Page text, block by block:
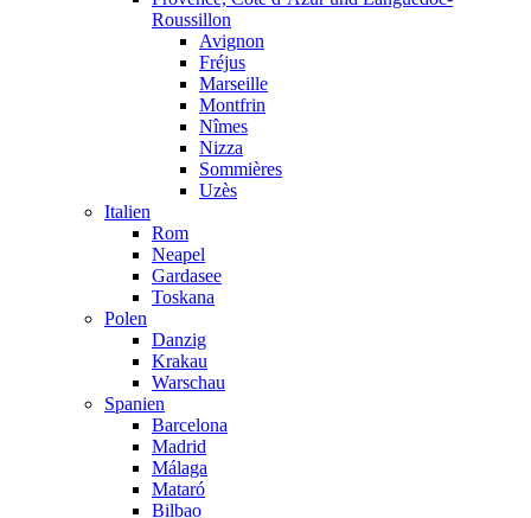
Roussillon
Avignon
Fréjus
Marseille
Montfrin
Nîmes
Nizza
Sommières
Uzès
Italien
Rom
Neapel
Gardasee
Toskana
Polen
Danzig
Krakau
Warschau
Spanien
Barcelona
Madrid
Málaga
Mataró
Bilbao